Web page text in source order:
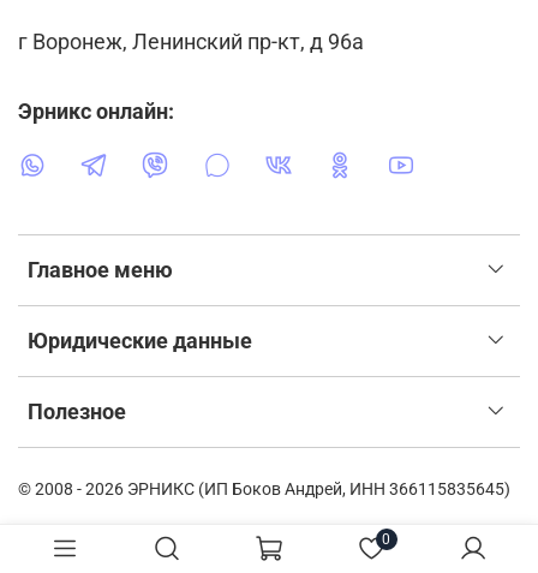
Главное меню
Юридические данные
Полезное
г Воронеж, Ленинский пр-кт, д 96а
Эрникс онлайн:
© 2008 - 2026 ЭРНИКС (ИП Боков Андрей, ИНН 366115835645)
0